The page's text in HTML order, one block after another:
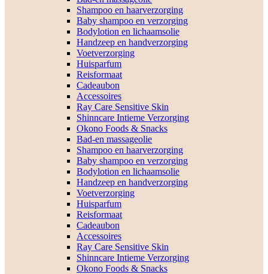
Shampoo en haarverzorging
Baby shampoo en verzorging
Bodylotion en lichaamsolie
Handzeep en handverzorging
Voetverzorging
Huisparfum
Reisformaat
Cadeaubon
Accessoires
Ray Care Sensitive Skin
Shinncare Intieme Verzorging
Okono Foods & Snacks
Bad-en massageolie
Shampoo en haarverzorging
Baby shampoo en verzorging
Bodylotion en lichaamsolie
Handzeep en handverzorging
Voetverzorging
Huisparfum
Reisformaat
Cadeaubon
Accessoires
Ray Care Sensitive Skin
Shinncare Intieme Verzorging
Okono Foods & Snacks